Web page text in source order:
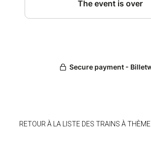
RETOUR À LA LISTE DES TRAINS À THÈME